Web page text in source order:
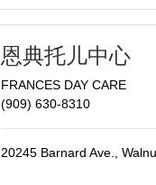
恩典托儿中心
FRANCES DAY CARE
(909) 630-8310
20245 Barnard Ave.,